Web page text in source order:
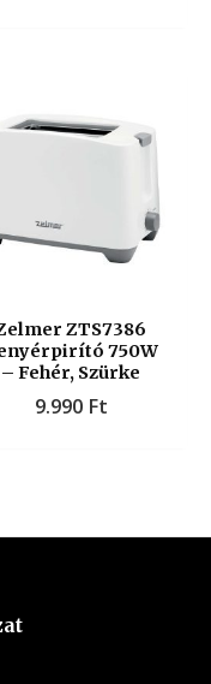
ZTS7386
750W
– Fehér, Szürke
9.990 Ft